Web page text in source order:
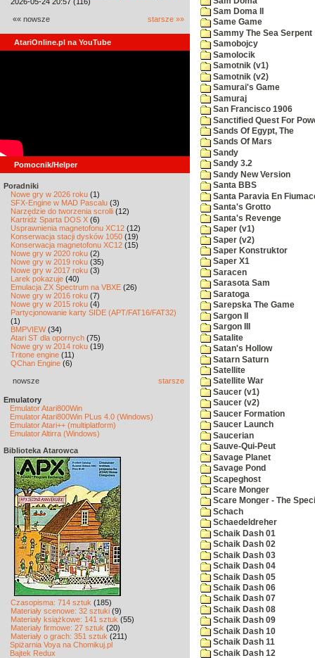
«« nowsze starsze »»
AtariOnline.pl na YouTube
Pomocnik/Helper
Poradniki
Nowe gry w 2026 roku (1)
SFX-Engine w MAD Pascalu (3)
Narzędzie do tworzenia scrolli (12)
Kartridż Sparta DOS X (6)
Usprawnienia magnetofonu XC12 (12)
Konserwacja stacji dysków 1050 (19)
Konserwacja magnetofonu XC12 (15)
Nowe gry w 2020 roku (2)
Nowe gry w 2019 roku (35)
Nowe gry w 2017 roku (3)
Larek pokazuje (40)
Emulacja ZX Spectrum na VBXE (26)
Nowe gry w 2016 roku (7)
Nowe gry w 2015 roku (4)
Partycjonowanie karty SIDE (APT/FAT16/FAT32)
(1)
BMPVIEW(34)
Atari ST dla opornych (75)
Nowe gry w 2014 roku (19)
Tritone engine (11)
QChan Engine (6)
nowsze starsze
Emulatory
Emulator Atari800Win
Emulator Atari800Win PLus 4.0 (Windows)
Emulator Atari++ (multiplatform)
Emulator Altirra (Windows)
Biblioteka Atarowca
Czasopisma: 714 sztuk (185)
Materiały scenowe: 32 sztuki (9)
Materiały książkowe: 141 sztuk (55)
Materiały firmowe: 27 sztuk (20)
Materiały o grach: 351 sztuk (211)
Spiżarnia Voya na Chomikuj.pl
Bajtek Redux
Sam Doma II
Same Game
Sammy The Sea Serpent
Samobojcy
Samolocik
Samotnik (v1)
Samotnik (v2)
Samurai's Game
Samuraj
San Francisco 1906
Sanctified Quest For
Sands Of Egypt, The
Sands Of Mars
Sandy
Sandy 3.2
Sandy New Version
Santa BBS
Santa Paravia En
Santa's Grotto
Santa's Revenge
Saper (v1)
Saper (v2)
Saper Konstruktor
Saper X1
Saracen
Sarasota Sam
Saratoga
Sarepska The Game
Sargon II
Sargon III
Satalite
Satan's Hollow
Satarn Saturn
Satellite
Satellite War
Saucer (v1)
Saucer (v2)
Saucer Formation
Saucer Launch
Saucerian
Sauve-Qui-Peut
Savage Planet
Savage Pond
Scapeghost
Scare Monger
Scare Monger - The
Schach
Schaedeldreher
Schaik Dash 01
Schaik Dash 02
Schaik Dash 03
Schaik Dash 04
Schaik Dash 05
Schaik Dash 06
Schaik Dash 07
Schaik Dash 08
Schaik Dash 09
Schaik Dash 10
Schaik Dash 11
Schaik Dash 12